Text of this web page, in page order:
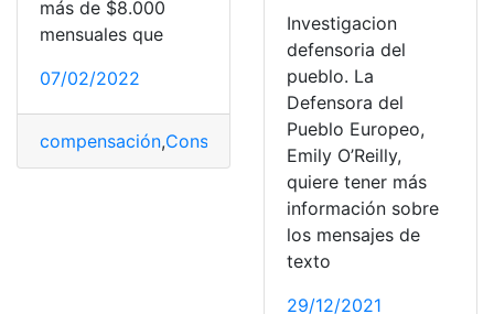
más de $8.000
mensuales que
07/02/2022
compensación,Consulta Empleo en Ecuador,
Investigacion
defensoria del
pueblo. La
Defensora del
Pueblo Europeo,
Emily O’Reilly,
quiere tener más
información sobre
los mensajes de
texto
29/12/2021